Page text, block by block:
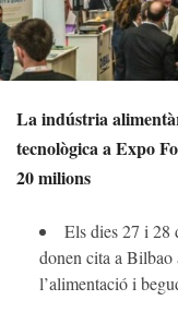
La indústria
tecnològica a Expo
20 milions
Els dies 27 i 28
donen cita a
l’alimentació i